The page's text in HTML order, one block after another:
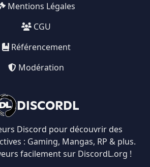
DISCORDL
Discord pour découvrir des
: Gaming, Mangas, RP & plus.
facilement sur DiscordL.org !
Mentions Légales
CGU
Référencement
Modération